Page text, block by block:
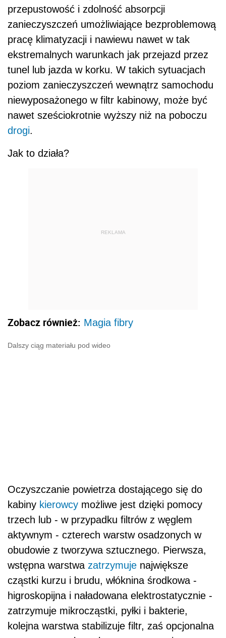
przepustowość i zdolność absorpcji
zanieczyszczeń umożliwiające bezproblemową
pracę klimatyzacji i nawiewu nawet w tak
ekstremalnych warunkach jak przejazd przez
tunel lub jazda w korku. W takich sytuacjach
poziom zanieczyszczeń wewnątrz samochodu
niewyposażonego w filtr kabinowy, może być
nawet sześciokrotnie wyższy niż na poboczu
drogi.
Jak to działa?
REKLAMA
Zobacz również: Magia fibry
Dalszy ciąg materiału pod wideo
Oczyszczanie powietrza dostającego się do
kabiny kierowcy możliwe jest dzięki pomocy
trzech lub - w przypadku filtrów z węglem
aktywnym - czterech warstw osadzonych w
obudowie z tworzywa sztucznego. Pierwsza,
wstępna warstwa zatrzymuje największe
cząstki kurzu i brudu, włóknina środkowa -
higroskopijna i naładowana elektrostatycznie -
zatrzymuje mikrocząstki, pyłki i bakterie,
kolejna warstwa stabilizuje filtr, zaś opcjonalna